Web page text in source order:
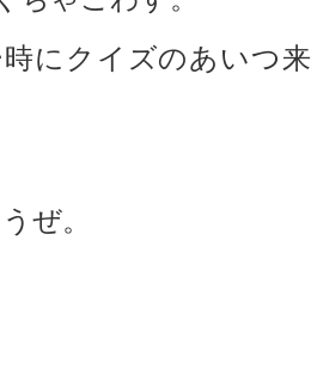
にクイズのあいつ来
ぜ。